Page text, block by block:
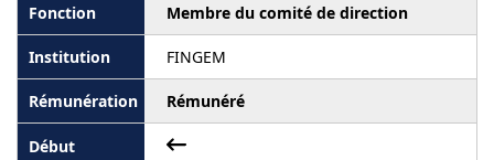
Membre du comité de direction
FINGEM
Rémunéré